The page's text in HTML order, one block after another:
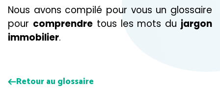
Nous avons compilé pour vous un glossaire
pour comprendretous les mots du jargon
immobilier.
Retour au glossaire